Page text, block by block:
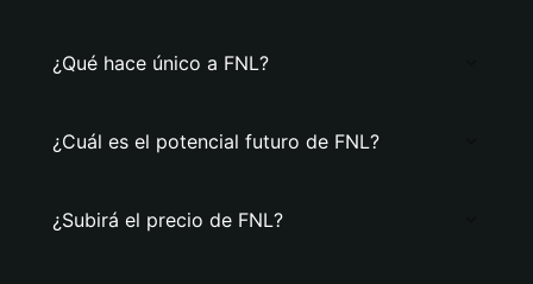
¿Qué hace único a FNL?
¿Cuál es el potencial futuro de FNL?
¿Subirá el precio de FNL?